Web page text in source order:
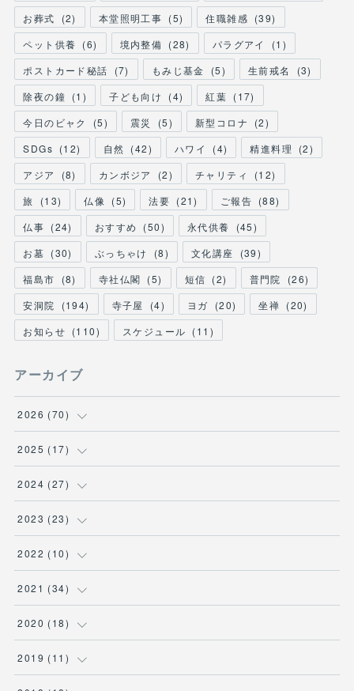
お葬式
(2) 本堂照明工事 (5) 住職雑感 (39)
ペット供養 (6) 境内整備 (28) パラグアイ (1 )
ポストカード秘話
(7) もみじ基金 (5) 生前戒名 (3)
除夜の鐘 (1 ) 子ども向け (4) 紅葉 (17)
今日のビャク
(5) 震災 (5) 新型コロナ (2)
SDGs (12) 自然 (42) ハワイ (4) 精進料理 (2)
アジア
(8) カンボジア (2) チャリティ (12)
旅
(13) 仏像 (5) 法要 (21) ご報告 (88)
仏事 (24) おすすめ (50) 永代供養 (45)
お墓 (30) ぶっちゃけ (8) 文化講座 (39)
福島市
(8) 寺社仏閣 (5) 短信 (2) 普門院 (26)
安洞院
(194) 寺子屋 (4) ヨガ (20) 坐禅 (20)
お知らせ (110) スケジュール (11 )
アーカイブ
2026 (70)
(1)
(1)
(1)
( 12
2025 (17)
(2)
(4)
(11
2024 (27)
(1)
(9)
( 3 )
( 1 )
2023 (23)
(9)
(2 )
(1)
( 3 )
2022 (10)
(1)
(1)
( 1 )
( 2 )
2021 (34)
(1)
( 12
( 1)
2020 (18)
( 4 )
2019 (11 )